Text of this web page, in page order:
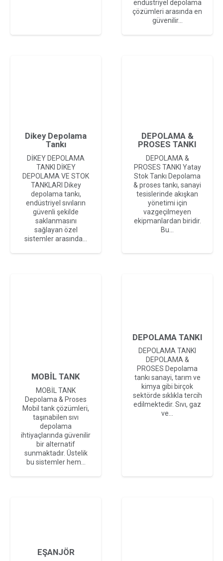
endüstriyel depolama
çözümleri arasında en
güvenilir…
Dikey Depolama
Tankı
DİKEY DEPOLAMA
TANKI DİKEY
DEPOLAMA VE STOK
TANKLARI Dikey
depolama tankı,
endüstriyel sıvıların
güvenli şekilde
saklanmasını
sağlayan özel
sistemler arasında…
DEPOLAMA &
PROSES TANKI
DEPOLAMA &
PROSES TANKI Yatay
Stok Tankı Depolama
& proses tankı, sanayi
tesislerinde akışkan
yönetimi için
vazgeçilmeyen
ekipmanlardan biridir.
Bu…
MOBİL TANK
MOBİL TANK
Depolama & Proses
Mobil tank çözümleri,
taşınabilen sıvı
depolama
ihtiyaçlarında güvenilir
bir alternatif
sunmaktadır. Üstelik
bu sistemler hem…
DEPOLAMA TANKI
DEPOLAMA TANKI
DEPOLAMA &
PROSES Depolama
tankı sanayi, tarım ve
kimya gibi birçok
sektörde sıklıkla tercih
edilmektedir. Sıvı, gaz
ve…
EŞANJÖR